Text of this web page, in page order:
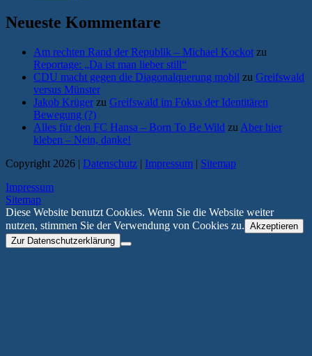
Neueste Kommentare
Am rechten Rand der Republik – Michael Kockot zu
Reportage: „Da ist man lieber still“
CDU macht gegen die Diagonalquerung mobil zu Greifswald
versus Münster
Jakob Krüger zu Greifswald im Fokus der Identitären
Bewegung (?)
Alles für den FC Hansa – Born To Be Wild zu Aber hier
kleben – Nein, danke!
Copyright 2026 | Datenschutz | Impressum | Sitemap
Impressum
Sitemap
Diese Website benutzt Cookies. Wenn Sie die Website weiter
nutzen, stimmen Sie der Verwendung von Cookies zu. Akzeptieren
Zur Datenschutzerklärung